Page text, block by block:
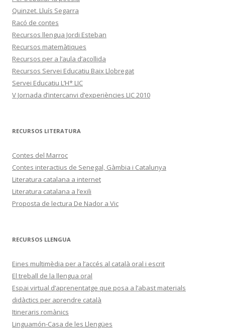
Quinzet. Lluís Segarra
Racó de contes
Recursos llengua Jordi Esteban
Recursos matemàtiques
Recursos per a l’aula d’acollida
Recursos Servei Educatiu Baix Llobregat
Servei Educatiu L’H* LIC
V Jornada d’intercanvi d’experiències LIC 2010
RECURSOS LITERATURA
Contes del Marroc
Contes interactius de Senegal, Gàmbia i Catalunya
Literatura catalana a internet
Literatura catalana a l’exili
Proposta de lectura De Nador a Vic
RECURSOS LLENGUA
Eines multimèdia per a l’accés al català oral i escrit
El treball de la llengua oral
Espai virtual d’aprenentatge que posa a l’abast materials
didàctics per aprendre català
Itineraris romànics
Linguamón-Casa de les Llengües